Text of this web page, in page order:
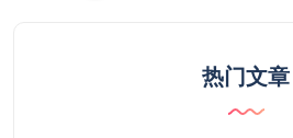
热门文章